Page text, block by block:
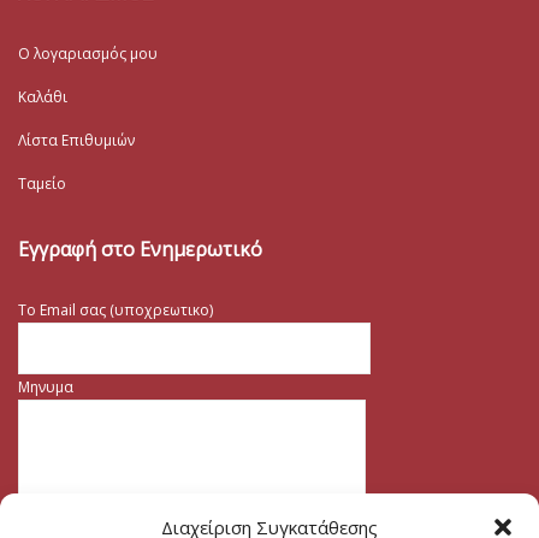
Διαχείριση Συγκατάθεσης
Ο λογαριασμός μου
Καλάθι
Λίστα Επιθυμιών
Ταμείο
Εγγραφή στο Ενημερωτικό
Το Email σας (υποχρεωτικο)
Μηνυμα